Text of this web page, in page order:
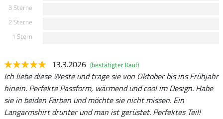
3 Sterne
2 Sterne
1 Stern
13.3.2026 (bestätigter Kauf)
Ich liebe diese Weste und trage sie von Oktober bis ins Frühjahr
hinein. Perfekte Passform, wärmend und cool im Design. Habe
sie in beiden Farben und möchte sie nicht missen. Ein
Langarmshirt drunter und man ist gerüstet. Perfektes Teil!